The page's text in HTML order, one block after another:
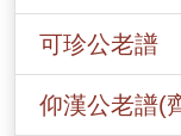
可珍公老譜
仰漢公老譜(